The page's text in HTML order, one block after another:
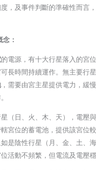
，及事件判斷的準確性而言
：
的電源，有十大行星落入的宮
長時間持續運作。無主要行
，需要由宮主星提供電力，緩
（日、火、木、天），電壓
宮位的蓄電池，提供該宮位
是陰性行星（月、金、土、
活動不頻繁，但電流及電壓穩